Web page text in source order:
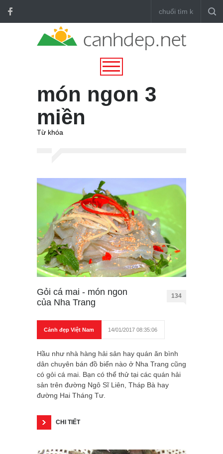
món ngon 3
miền
Từ khóa
Gỏi cá mai - món ngon
của Nha Trang
134
Cảnh đẹp Việt Nam 14/01/2017 08:35:06
Hầu như nhà hàng hải sản hay quán ăn bình
dân chuyên bán đồ biển nào ở Nha Trang cũng
có gỏi cá mai. Bạn có thể thử tại các quán hải
sản trên đường Ngô Sĩ Liên, Tháp Bà hay
đường Hai Tháng Tư.
CHI TIẾT